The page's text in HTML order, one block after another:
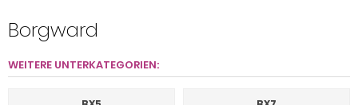
Borgward
WEITERE UNTERKATEGORIEN: